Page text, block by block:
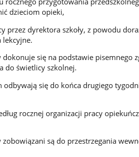
dzieciom opieki,
dyrektora szkoły, z powodu
lekcyjne.
się na podstawie pisemnego
do świetlicy szkolnej.
się do końca drugiego
rocznej organizacji pracy
są do przestrzegania